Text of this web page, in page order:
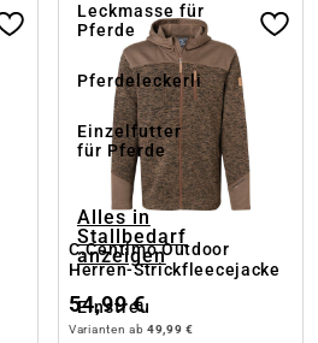
Leckmasse für
Pferde
Pferdeleckerli
Einzelfutter
für Pferde
Alles in
Stallbedarf
anzeigen
Einstreu
C.Centimo Outdoor
Herren-Strickfleecejacke
54,99 €
Varianten ab 49,99 €